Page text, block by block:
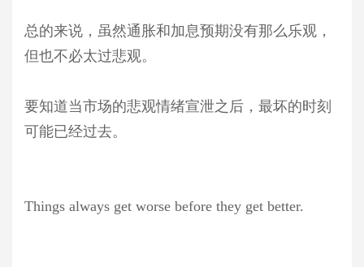
总的来说，虽然通胀和加息预期没有那么乐观，
但也不必太过悲观。
要知道当市场的悲观情绪宣泄之后，最坏的时刻
可能已经过去。
Things always get worse before they get better.